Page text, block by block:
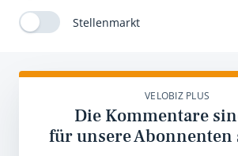
Stellenmarkt
VELOBIZ PLUS
Die Kommentare
für unsere Abonnenten